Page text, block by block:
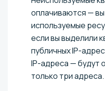
оплачиваются —
используемые
если вы выделили
публичных IP-
IP-адреса — будут
только три адреса.